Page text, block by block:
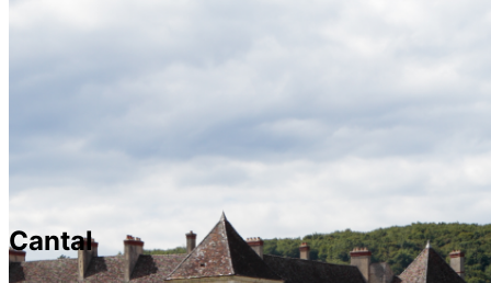
Cantal